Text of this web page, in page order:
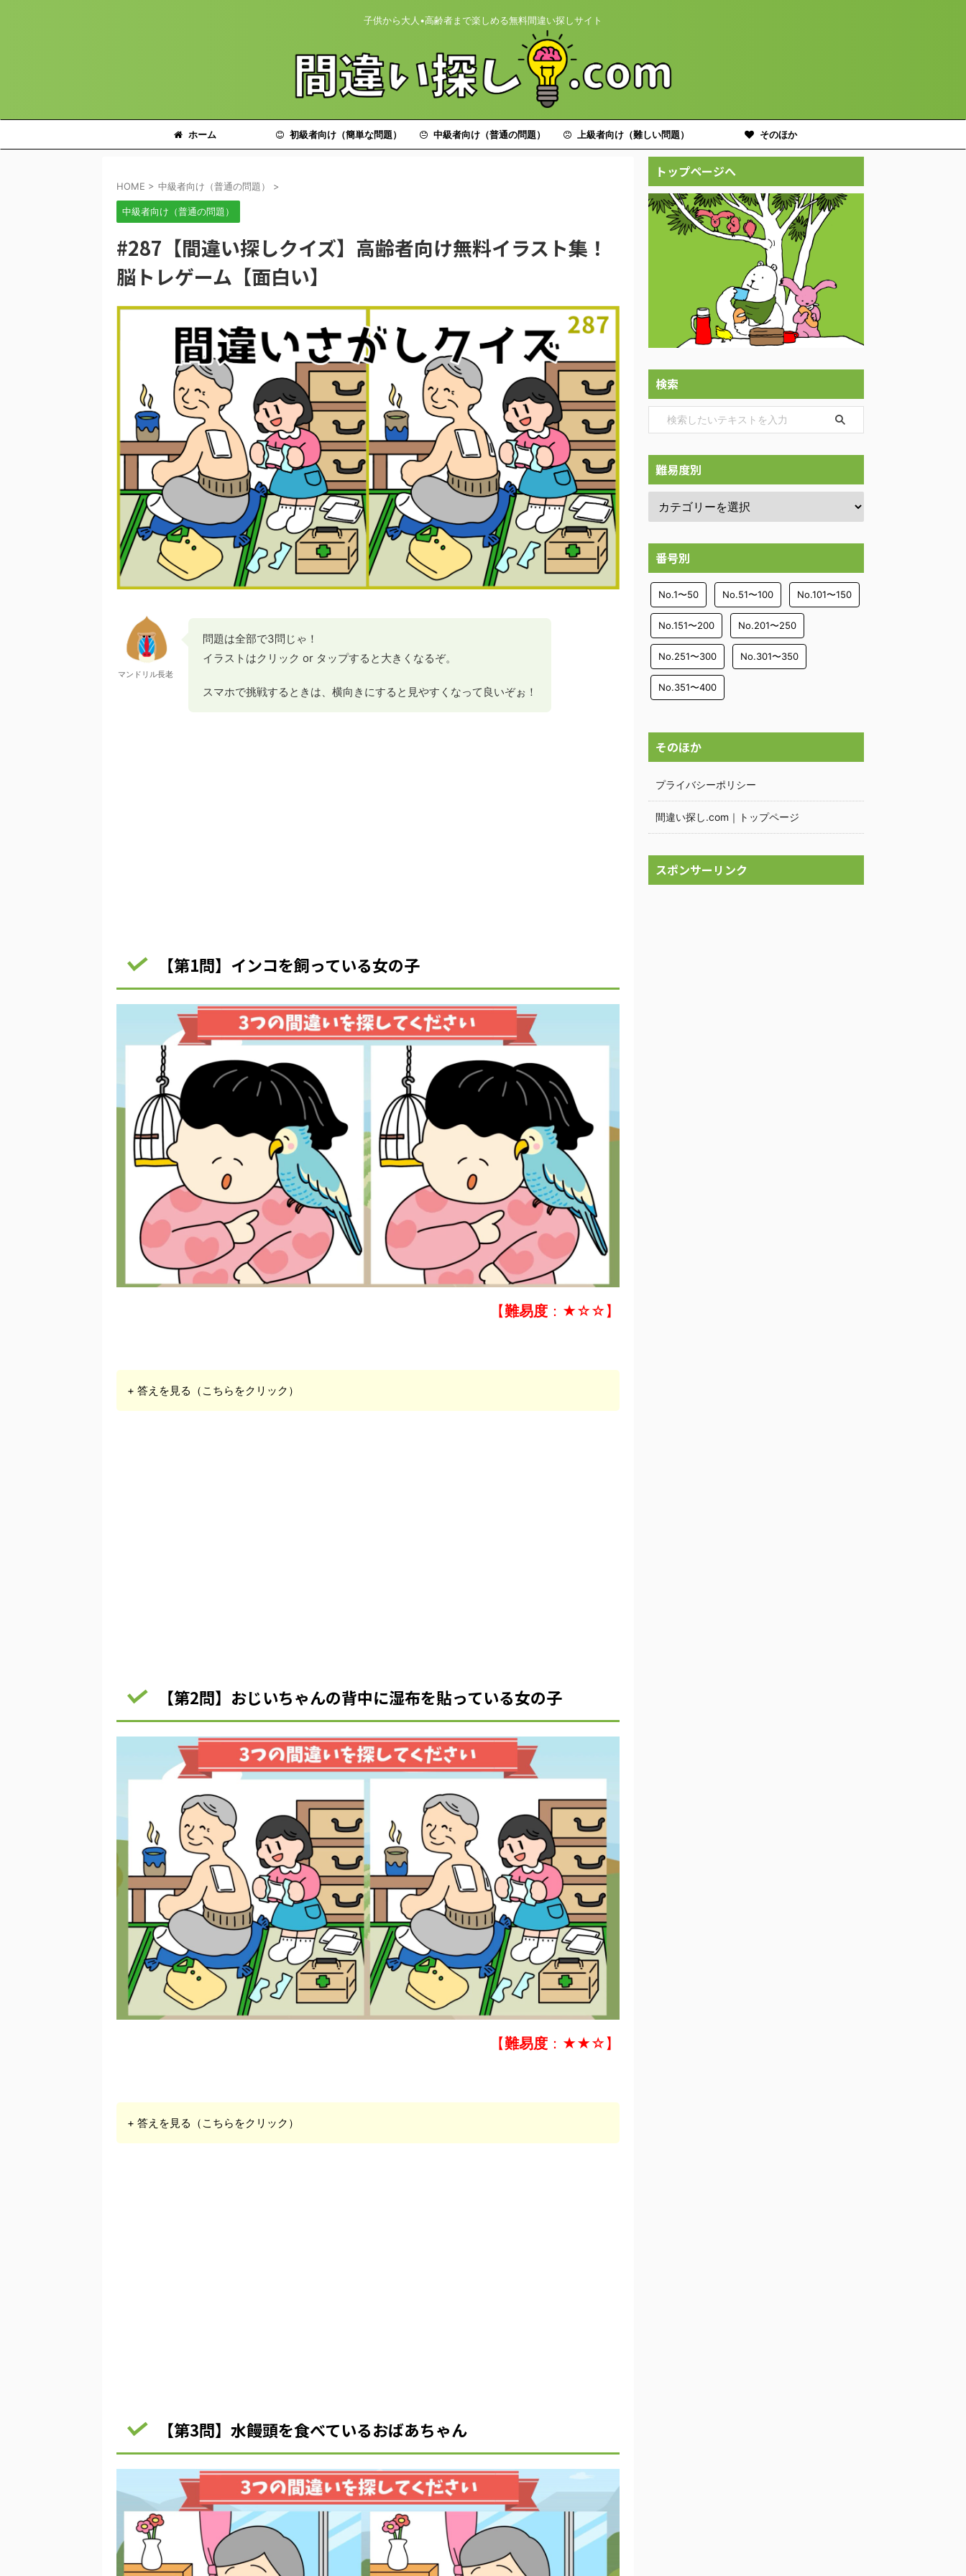
子供から大人•高齢者まで楽しめる無料間違い探しサイト
ホーム 初級者向け（簡単な問題） 中級者向け（普通の問題） 上級者向け（難しい問題） そのほか
HOME > 中級者向け（普通の問題） >
中級者向け（普通の問題）
#287【間違い探しクイズ】高齢者向け無料イラスト集！
脳トレゲーム【面白い】
マンドリル長老
問題は全部で3問じゃ！
イラストはクリック or タップすると大きくなるぞ。
スマホで挑戦するときは、横向きにすると見やすくなって良いぞぉ！
【第1問】インコを飼っている女の子
【難易度 ：★☆☆】
+ 答えを見る（こちらをクリック）
【第2問】おじいちゃんの背中に湿布を貼っている女の子
【難易度 ：★★☆】
+ 答えを見る（こちらをクリック）
【第3問】水饅頭を食べているおばあちゃん
トップページへ
検索
難易度別
番号別
No.1〜50 No.51〜100 No.101〜150
No.151〜200 No.201〜250
No.251〜300 No.301〜350
No.351〜400
そのほか
プライバシーポリシー
間違い探し.com｜トップページ
スポンサーリンク